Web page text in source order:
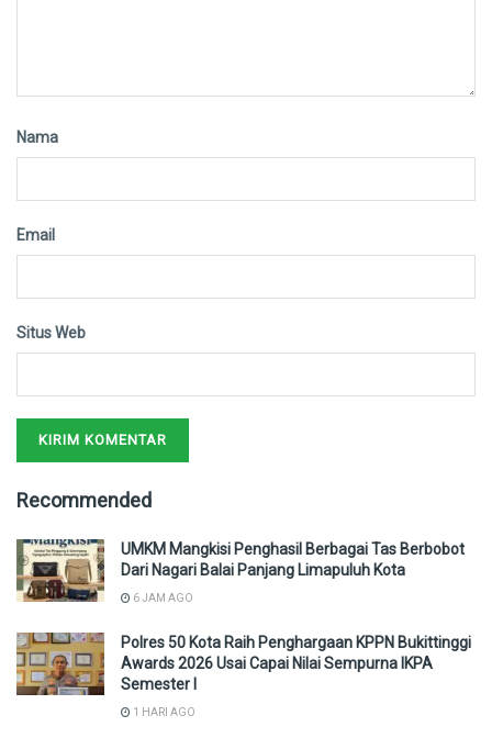
Nama
Email
Situs Web
Recommended
UMKM Mangkisi Penghasil Berbagai Tas Berbobot
Dari Nagari Balai Panjang Limapuluh Kota
6 JAM AGO
Polres 50 Kota Raih Penghargaan KPPN Bukittinggi
Awards 2026 Usai Capai Nilai Sempurna IKPA
Semester I
1 HARI AGO